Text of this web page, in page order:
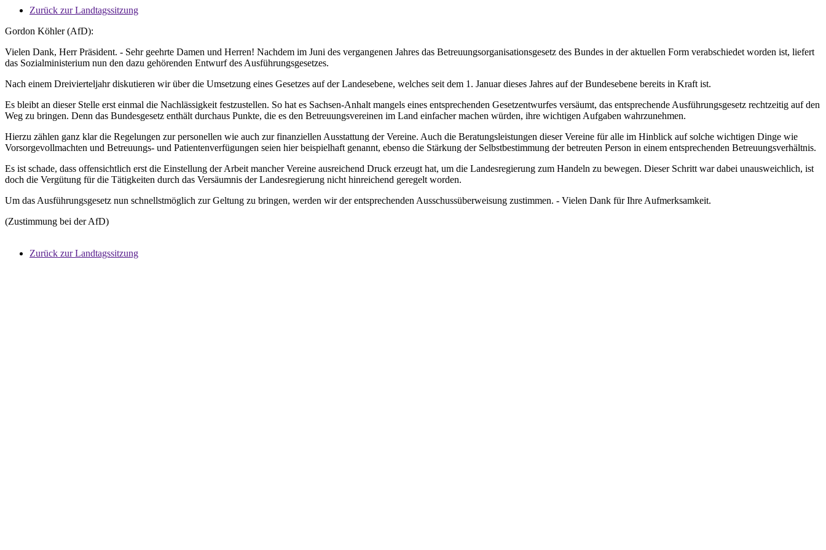
Zurück zur Landtagssitzung
Gordon Köhler (AfD):
Vielen Dank, Herr Präsident. - Sehr geehrte Damen und Herren! Nachdem im Juni des vergangenen Jahres das Betreuungsorganisationsgesetz des Bundes in der aktuellen Form verabschiedet worden ist, liefert
das Sozialministerium nun den dazu gehörenden Entwurf des Ausführungsgesetzes.
Nach einem Dreivierteljahr diskutieren wir über die Umsetzung eines Gesetzes auf der Landesebene, welches seit dem 1. Januar dieses Jahres auf der Bundesebene bereits in Kraft ist.
Es bleibt an dieser Stelle erst einmal die Nachlässigkeit festzustellen. So hat es Sachsen-Anhalt mangels eines entsprechenden Gesetzentwurfes versäumt, das entsprechende Ausführungsgesetz rechtzeitig auf den
Weg zu bringen. Denn das Bundesgesetz enthält durchaus Punkte, die es den Betreuungsvereinen im Land einfacher machen würden, ihre wichtigen Aufgaben wahrzunehmen.
Hierzu zählen ganz klar die Regelungen zur personellen wie auch zur finanziellen Ausstattung der Vereine. Auch die Beratungsleistungen dieser Vereine für alle im Hinblick auf solche wichtigen Dinge wie
Vorsorgevollmachten und Betreuungs- und Patientenverfügungen seien hier beispielhaft genannt, ebenso die Stärkung der Selbstbestimmung der betreuten Person in einem entsprechenden Betreuungsverhältnis.
Es ist schade, dass offensichtlich erst die Einstellung der Arbeit mancher Vereine ausreichend Druck erzeugt hat, um die Landesregierung zum Handeln zu bewegen. Dieser Schritt war dabei unausweichlich, ist
doch die Vergütung für die Tätigkeiten durch das Versäumnis der Landesregierung nicht hinreichend geregelt worden.
Um das Ausführungsgesetz nun schnellstmöglich zur Geltung zu bringen, werden wir der entsprechenden Ausschussüberweisung zustimmen. - Vielen Dank für Ihre Aufmerksamkeit.
(Zustimmung bei der AfD)
Zurück zur Landtagssitzung